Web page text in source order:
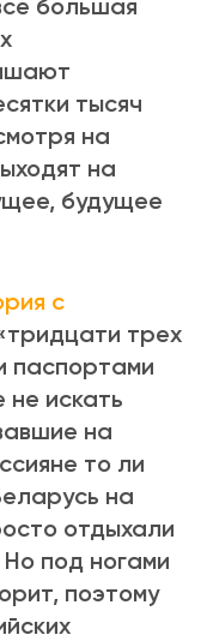
тысяч
на
на
будущее
с
трех
паспортами
искать
на
то ли
на
отдыхали
под ногами
поэтому